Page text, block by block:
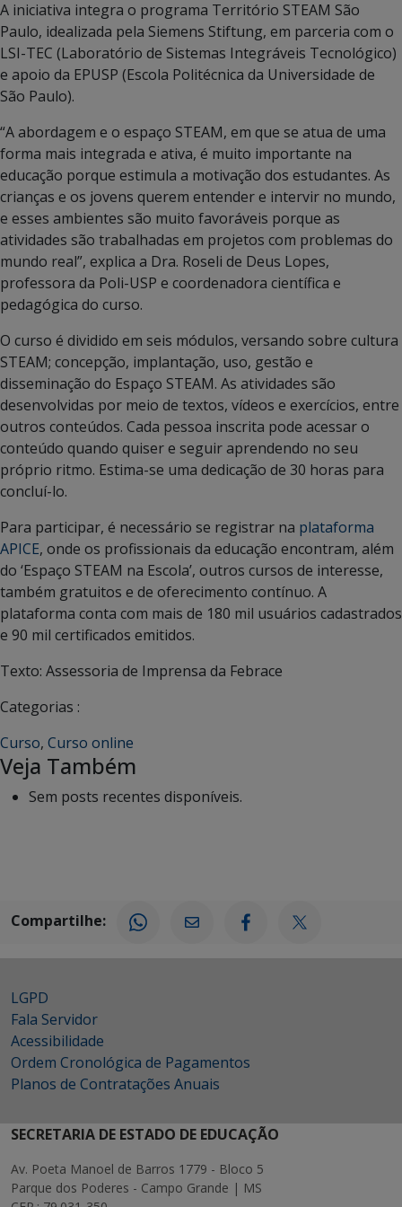
A iniciativa integra o programa Território STEAM São
Paulo, idealizada pela Siemens Stiftung, em parceria com o
LSI-TEC (Laboratório de Sistemas Integráveis Tecnológico)
e apoio da EPUSP (Escola Politécnica da Universidade de
São Paulo).
“A abordagem e o espaço STEAM, em que se atua de uma
forma mais integrada e ativa, é muito importante na
educação porque estimula a motivação dos estudantes. As
crianças e os jovens querem entender e intervir no mundo,
e esses ambientes são muito favoráveis porque as
atividades são trabalhadas em projetos com problemas do
mundo real”, explica a Dra. Roseli de Deus Lopes,
professora da Poli-USP e coordenadora científica e
pedagógica do curso.
O curso é dividido em seis módulos, versando sobre cultura
STEAM; concepção, implantação, uso, gestão e
disseminação do Espaço STEAM. As atividades são
desenvolvidas por meio de textos, vídeos e exercícios, entre
outros conteúdos. Cada pessoa inscrita pode acessar o
conteúdo quando quiser e seguir aprendendo no seu
próprio ritmo. Estima-se uma dedicação de 30 horas para
concluí-lo.
Para participar, é necessário se registrar na plataforma
APICE, onde os profissionais da educação encontram, além
do ‘Espaço STEAM na Escola’, outros cursos de interesse,
também gratuitos e de oferecimento contínuo. A
plataforma conta com mais de 180 mil usuários cadastrados
e 90 mil certificados emitidos.
Texto: Assessoria de Imprensa da Febrace
Categorias :
Curso, Curso online
Veja Também
Sem posts recentes disponíveis.
Compartilhe:
LGPD
Fala Servidor
Acessibilidade
Ordem Cronológica de Pagamentos
Planos de Contratações Anuais
SECRETARIA DE ESTADO DE EDUCAÇÃO
Av. Poeta Manoel de Barros 1779 - Bloco 5
Parque dos Poderes - Campo Grande | MS